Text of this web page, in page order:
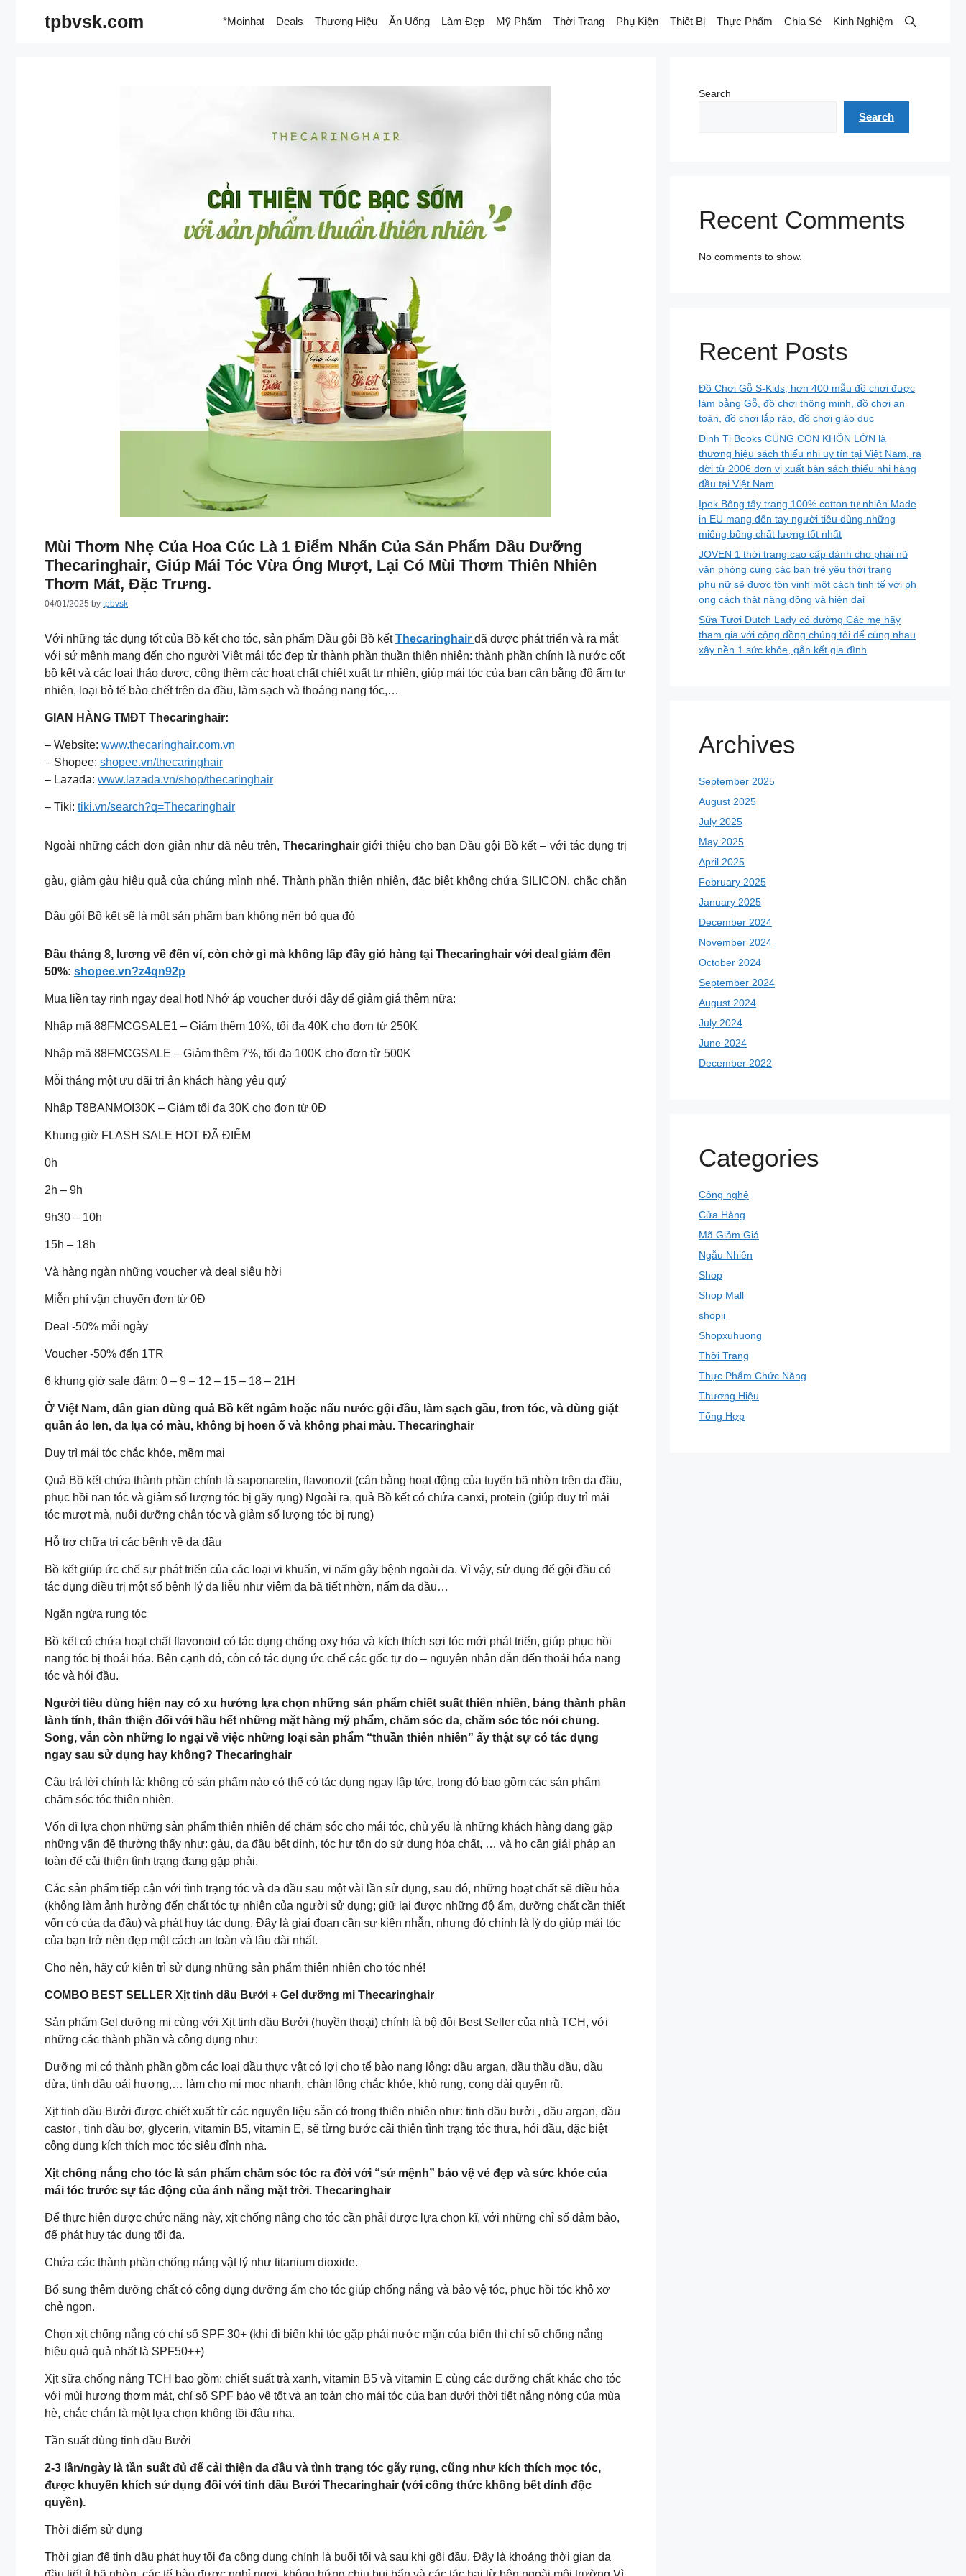
tpbvsk.com *Moinhat Deals Thương Hiệu Ăn Uống Làm Đẹp Mỹ Phẩm Thời Trang Phụ Kiện Thiết Bị Thực Phẩm Chia Sẻ Kinh Nghiệm
Mùi Thơm Nhẹ Của Hoa Cúc Là 1 Điểm Nhấn Của Sản Phẩm Dầu Dưỡng
Thecaringhair, Giúp Mái Tóc Vừa Óng Mượt, Lại Có Mùi Thơm Thiên Nhiên
Thơm Mát, Đặc Trưng.
04/01/2025 by tpbvsk
Với những tác dụng tốt của Bồ kết cho tóc, sản phẩm Dầu gội Bồ kếtThecaringhair đã được phát triển và ra mắt
với sứ mệnh mang đến cho người Việt mái tóc đẹp từ thành phần thuần thiên nhiên: thành phần chính là nước cốt
bồ kết và các loại thảo dược, cộng thêm các hoạt chất chiết xuất tự nhiên, giúp mái tóc của bạn cân bằng độ ẩm tự
nhiên, loại bỏ tế bào chết trên da đầu, làm sạch và thoáng nang tóc,…
GIAN HÀNG TMĐT Thecaringhair:
– Website: www.thecaringhair.com.vn
– Shopee: shopee.vn/thecaringhair
– Lazada: www.lazada.vn/shop/thecaringhair
– Tiki: tiki.vn/search?q=Thecaringhair
Ngoài những cách đơn giản như đã nêu trên, Thecaringhairgiới thiệu cho bạn Dầu gội Bồ kết – với tác dụng trị
gàu, giảm gàu hiệu quả của chúng mình nhé. Thành phần thiên nhiên, đặc biệt không chứa SILICON, chắc chắn
Dầu gội Bồ kết sẽ là một sản phẩm bạn không nên bỏ qua đó
Đầu tháng 8, lương về đến ví, còn chờ gì mà không lấp đầy giỏ hàng tại Thecaringhair với deal giảm đến
50%: shopee.vn?z4qn92p
Mua liền tay rinh ngay deal hot! Nhớ áp voucher dưới đây để giảm giá thêm nữa:
Nhập mã 88FMCGSALE1 – Giảm thêm 10%, tối đa 40K cho đơn từ 250K
Nhập mã 88FMCGSALE – Giảm thêm 7%, tối đa 100K cho đơn từ 500K
Mỗi tháng một ưu đãi tri ân khách hàng yêu quý
Nhập T8BANMOI30K – Giảm tối đa 30K cho đơn từ 0Đ
Khung giờ FLASH SALE HOT ĐÃ ĐIỂM
0h
2h – 9h
9h30 – 10h
15h – 18h
Và hàng ngàn những voucher và deal siêu hời
Miễn phí vận chuyển đơn từ 0Đ
Deal -50% mỗi ngày
Voucher -50% đến 1TR
6 khung giờ sale đậm: 0 – 9 – 12 – 15 – 18 – 21H
Ở Việt Nam, dân gian dùng quả Bồ kết ngâm hoặc nấu nước gội đầu, làm sạch gầu, trơn tóc, và dùng giặt
quần áo len, da lụa có màu, không bị hoen ố và không phai màu. Thecaringhair
Duy trì mái tóc chắc khỏe, mềm mại
Quả Bồ kết chứa thành phần chính là saponaretin, flavonozit (cân bằng hoạt động của tuyến bã nhờn trên da đầu,
phục hồi nan tóc và giảm số lượng tóc bị gãy rụng) Ngoài ra, quả Bồ kết có chứa canxi, protein (giúp duy trì mái
tóc mượt mà, nuôi dưỡng chân tóc và giảm số lượng tóc bị rụng)
Hỗ trợ chữa trị các bệnh về da đầu
Bồ kết giúp ức chế sự phát triển của các loại vi khuẩn, vi nấm gây bệnh ngoài da. Vì vậy, sử dụng để gội đầu có
tác dụng điều trị một số bệnh lý da liễu như viêm da bã tiết nhờn, nấm da dầu…
Ngăn ngừa rụng tóc
Bồ kết có chứa hoạt chất flavonoid có tác dụng chống oxy hóa và kích thích sợi tóc mới phát triển, giúp phục hồi
nang tóc bị thoái hóa. Bên cạnh đó, còn có tác dụng ức chế các gốc tự do – nguyên nhân dẫn đến thoái hóa nang
tóc và hói đầu.
Người tiêu dùng hiện nay có xu hướng lựa chọn những sản phẩm chiết suất thiên nhiên, bảng thành phần
lành tính, thân thiện đối với hầu hết những mặt hàng mỹ phẩm, chăm sóc da, chăm sóc tóc nói chung.
Song, vẫn còn những lo ngại về việc những loại sản phẩm “thuần thiên nhiên” ấy thật sự có tác dụng
ngay sau sử dụng hay không? Thecaringhair
Câu trả lời chính là: không có sản phẩm nào có thể có tác dụng ngay lập tức, trong đó bao gồm các sản phẩm
chăm sóc tóc thiên nhiên.
Vốn dĩ lựa chọn những sản phẩm thiên nhiên để chăm sóc cho mái tóc, chủ yếu là những khách hàng đang gặp
những vấn đề thường thấy như: gàu, da đầu bết dính, tóc hư tổn do sử dụng hóa chất, … và họ cần giải pháp an
toàn để cải thiện tình trạng đang gặp phải.
Các sản phẩm tiếp cận với tình trạng tóc và da đầu sau một vài lần sử dụng, sau đó, những hoạt chất sẽ điều hòa
(không làm ảnh hưởng đến chất tóc tự nhiên của người sử dụng; giữ lại được những độ ẩm, dưỡng chất cần thiết
vốn có của da đầu) và phát huy tác dụng. Đây là giai đoạn cần sự kiên nhẫn, nhưng đó chính là lý do giúp mái tóc
của bạn trở nên đẹp một cách an toàn và lâu dài nhất.
Cho nên, hãy cứ kiên trì sử dụng những sản phẩm thiên nhiên cho tóc nhé!
COMBO BEST SELLER Xịt tinh dầu Bưởi + Gel dưỡng mi Thecaringhair
Sản phẩm Gel dưỡng mi cùng với Xịt tinh dầu Bưởi (huyền thoại) chính là bộ đôi Best Seller của nhà TCH, với
những các thành phần và công dụng như:
Dưỡng mi có thành phần gồm các loại dầu thực vật có lợi cho tế bào nang lông: dầu argan, dầu thầu dầu, dầu
dừa, tinh dầu oải hương,… làm cho mi mọc nhanh, chân lông chắc khỏe, khó rụng, cong dài quyến rũ.
Xịt tinh dầu Bưởi được chiết xuất từ các nguyên liệu sẵn có trong thiên nhiên như: tinh dầu bưởi , dầu argan, dầu
castor , tinh dầu bơ, glycerin, vitamin B5, vitamin E, sẽ từng bước cải thiện tình trạng tóc thưa, hói đầu, đặc biệt
công dụng kích thích mọc tóc siêu đỉnh nha.
Xịt chống nắng cho tóc là sản phẩm chăm sóc tóc ra đời với “sứ mệnh” bảo vệ vẻ đẹp và sức khỏe của
mái tóc trước sự tác động của ánh nắng mặt trời. Thecaringhair
Để thực hiện được chức năng này, xịt chống nắng cho tóc cần phải được lựa chọn kĩ, với những chỉ số đảm bảo,
để phát huy tác dụng tối đa.
Chứa các thành phần chống nắng vật lý như titanium dioxide.
Bổ sung thêm dưỡng chất có công dụng dưỡng ẩm cho tóc giúp chống nắng và bảo vệ tóc, phục hồi tóc khô xơ
chẻ ngọn.
Chọn xịt chống nắng có chỉ số SPF 30+ (khi đi biển khi tóc gặp phải nước mặn của biển thì chỉ số chống nắng
hiệu quả quả nhất là SPF50++)
Xịt sữa chống nắng TCH bao gồm: chiết suất trà xanh, vitamin B5 và vitamin E cùng các dưỡng chất khác cho tóc
với mùi hương thơm mát, chỉ số SPF bảo vệ tốt và an toàn cho mái tóc của bạn dưới thời tiết nắng nóng của mùa
hè, chắc chắn là một lựa chọn không tồi đâu nha.
Tần suất dùng tinh dầu Bưởi
2-3 lần/ngày là tần suất đủ để cải thiện da đầu và tình trạng tóc gãy rụng, cũng như kích thích mọc tóc,
được khuyến khích sử dụng đối với tinh dầu Bưởi Thecaringhair (với công thức không bết dính độc
quyền).
Thời điểm sử dụng
Thời gian để tinh dầu phát huy tối đa công dụng chính là buổi tối và sau khi gội đầu. Đây là khoảng thời gian da
Search
Search
Recent Comments
No comments to show.
Recent Posts
Đồ Chơi Gỗ S-Kids, hơn 400 mẫu đồ chơi được
làm bằng Gỗ, đồ chơi thông minh, đồ chơi an
toàn, đồ chơi lắp ráp, đồ chơi giáo dục
Đinh Tị Books CÙNG CON KHÔN LỚN là
thương hiệu sách thiếu nhi uy tín tại Việt Nam, ra
đời từ 2006 đơn vị xuất bản sách thiếu nhi hàng
đầu tại Việt Nam
Ipek Bông tẩy trang 100% cotton tự nhiên Made
in EU mang đến tay người tiêu dùng những
miếng bông chất lượng tốt nhất
JOVEN 1 thời trang cao cấp dành cho phái nữ
văn phòng cùng các bạn trẻ yêu thời trang
phụ nữ sẽ được tôn vinh một cách tinh tế với ph
ong cách thật năng động và hiện đại
Sữa Tươi Dutch Lady có đường Các mẹ hãy
tham gia với cộng đồng chúng tôi để cùng nhau
xây nền 1 sức khỏe, gắn kết gia đình
Archives
September 2025
August 2025
July 2025
May 2025
April 2025
February 2025
January 2025
December 2024
November 2024
October 2024
September 2024
August 2024
July 2024
June 2024
December 2022
Categories
Công nghệ
Cửa Hàng
Mã Giảm Giá
Ngẫu Nhiên
Shop
Shop Mall
shopii
Shopxuhuong
Thời Trang
Thực Phẩm Chức Năng
Thương Hiệu
Tổng Hợp